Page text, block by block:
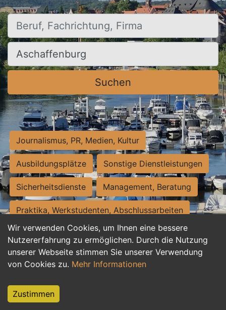
Wir verwenden Cookies, um Ihnen eine bessere
Nutzererfahrung zu ermöglichen. Durch die Nutzung
unserer Webseite stimmen Sie unserer Verwendung
von Cookies zu. Mehr Informationen
Zustimmen
Beruf, Fachrichtung, Firma
Ort, Stadt
Suchen
Journalismus, PR, Medien, Kultur
Ausbildungsplätze Sonstige Dienstleistungen
Sicherheitsdienste Management, Beratung
Praktika, Werkstudenten, Abschlussarbeiten
Personalwesen Assistenz, Sekretariat
Hilfskräfte, Aushilfs- und Nebenjobs
Weiterbildung, Studium, duale Ausbildung